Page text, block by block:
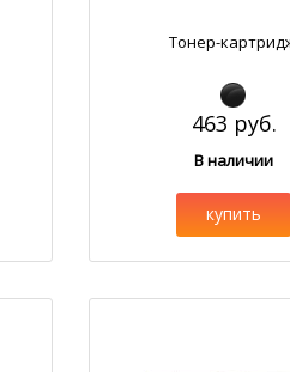
Тонер-
463 руб.
В наличии
купить